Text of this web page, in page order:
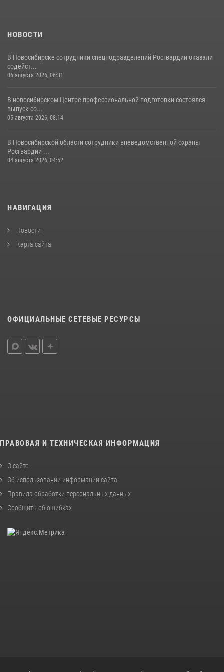
НОВОСТИ
В Новосибирске сотрудники спецподразделений Росгвардии оказали
содейст...
06 августа 2026, 06:31
В новосибирском Центре профессиональной подготовки состоялся
выпуск со...
05 августа 2026, 08:14
В Новосибирской области сотрудники вневедомственной охраны
Росгвардии ...
04 августа 2026, 04:52
НАВИГАЦИЯ
Новости
Карта сайта
ОФИЦИАЛЬНЫЕ СЕТЕВЫЕ РЕСУРСЫ
ПРАВОВАЯ И ТЕХНИЧЕСКАЯ ИНФОРМАЦИЯ
О сайте
Об использовании информации сайта
Правила обработки персональных данных
Сообщить об ошибках